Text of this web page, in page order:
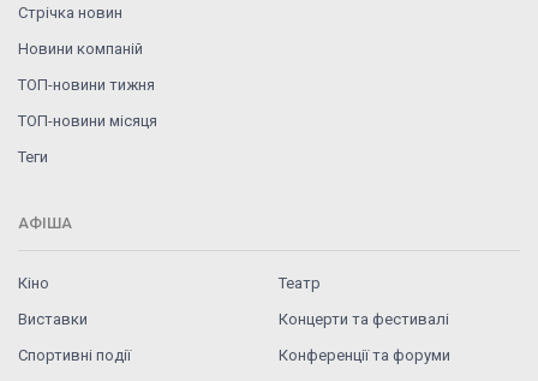
Стрічка новин
Новини компаній
ТОП-новини тижня
ТОП-новини місяця
Теги
АФІША
Кіно
Театр
Виставки
Концерти та фестивалі
Спортивні події
Конференції та форуми